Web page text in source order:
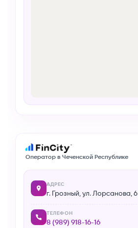
Оператор в Чеченской Республике
АДРЕС
г. Грозный, ул. Лорсанова, 6
ТЕЛЕФОН
8 (989) 918-16-16